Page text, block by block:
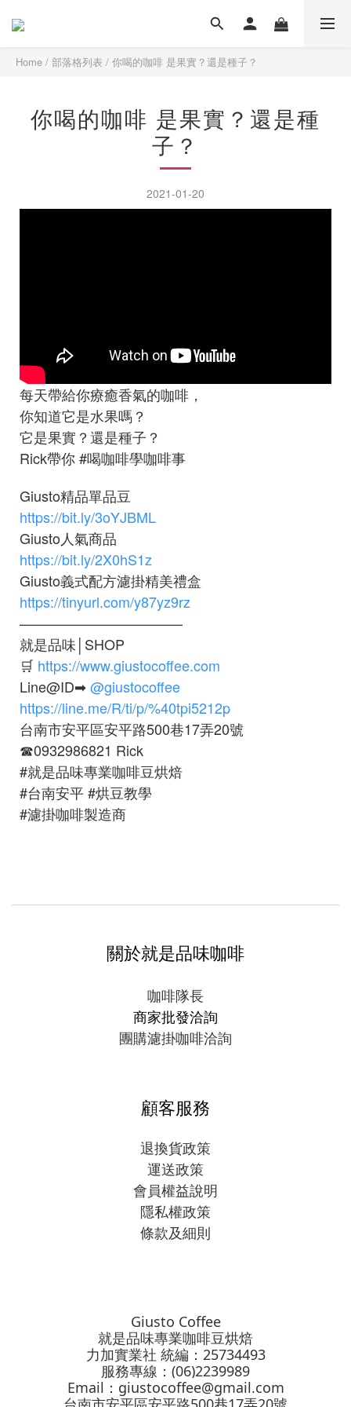
Home / 部落格列表 / 你喝的咖啡 是果實？還是種子？
你喝的咖啡 是果實？還是種
子？
2021-01-20
每天帶給你療癒香氣的咖啡，
你知道它是水果嗎？
它是果實？還是種子？
Rick帶你#喝咖啡學咖啡事
Giusto精品單品豆
https://bit.ly/3oYJBML
Giusto人氣商品
https://bit.ly/2X0hS1z
Giusto義式配方濾掛精美禮盒
https://tinyurl.com/y87yz9rz
———————————–
就是品味│SHOP
🛒 https://www.giustocoffee.com
Line@ID➡@giustocoffee
https://line.me/R/ti/p/%40tpi5212p
台南市安平區安平路500巷17弄20號
☎0932986821 Rick
#就是品味專業咖啡豆烘焙
#台南安平#烘豆教學
#濾掛咖啡製造商
關於就是品味咖啡
咖啡隊長
商家批發洽詢
團購濾掛咖啡洽詢
顧客服務
退換貨政策
運送政策
會員權益說明
隱私權政策
條款及細則
Giusto Coffee
就是品味專業咖啡豆烘焙
力加實業社 統編：25734493
服務專線：(06)2239989
Email： giustocoffee@gmail.com